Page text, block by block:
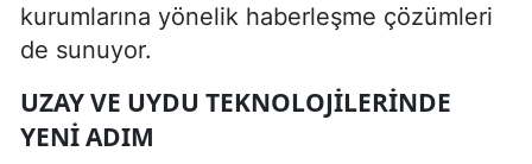
kurumlarına yönelik haberleşme çözümleri
de sunuyor.
UZAY VE UYDU TEKNOLOJILERINDE
YENI ADIM